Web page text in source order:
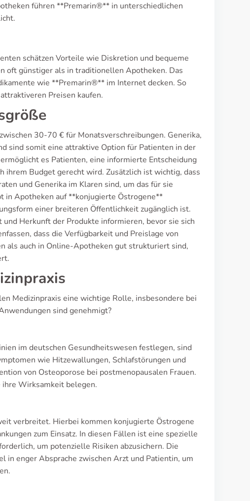
führen **Premarin®** in unterschiedlichen
schätzen Vorteile wie Diskretion und bequeme
oft günstiger als in traditionellen Apotheken. Das
wie **Premarin®** im Internet decken. So
Preisen kaufen.
30-70 € für Monatsverschreibungen. Generika,
sind somit eine attraktive Option für Patienten in der
es Patienten, eine informierte Entscheidung
ihrem Budget gerecht wird. Zusätzlich ist wichtig, dass
und Generika im Klaren sind, um das für sie
in Apotheken auf **konjugierte Östrogene**
einer breiteren Öffentlichkeit zugänglich ist.
Herkunft der Produkte informieren, bevor sie sich
dass die Verfügbarkeit und Preislage von
als auch in Online-Apotheken gut strukturiert sind,
Medizinpraxis eine wichtige Rolle, insbesondere bei
sind genehmigt?
im deutschen Gesundheitswesen festlegen, sind
wie Hitzewallungen, Schlafstörungen und
von Osteoporose bei postmenopausalen Frauen.
ihre Wirksamkeit belegen.
verbreitet. Hierbei kommen konjugierte Östrogene
zum Einsatz. In diesen Fällen ist eine spezielle
um potenzielle Risiken abzusichern. Die
enger Absprache zwischen Arzt und Patientin, um